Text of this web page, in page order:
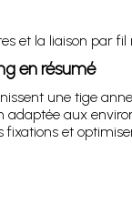
et la liaison par
en résumé
une tige
adaptée aux
fixations et